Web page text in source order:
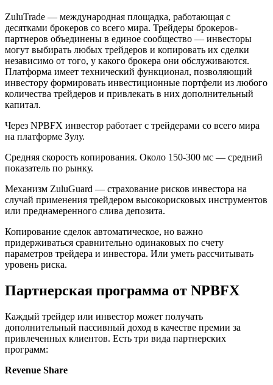
ZuluTrade — международная площадка, работающая с
десятками брокеров со всего мира. Трейдеры брокеров-
партнеров объединены в единое сообщество — инвесторы
могут выбирать любых трейдеров и копировать их сделки
независимо от того, у какого брокера они обслуживаются.
Платформа имеет технический функционал, позволяющий
инвестору формировать инвестиционные портфели из любого
количества трейдеров и привлекать в них дополнительный
капитал.
Через NPBFX инвестор работает с трейдерами со всего мира
на платформе Зулу.
Средняя скорость копирования. Около 150-300 мс — средний
показатель по рынку.
Механизм ZuluGuard — страхование рисков инвестора на
случай применения трейдером высокорисковых инструментов
или преднамеренного слива депозита.
Копирование сделок автоматическое, но важно
придерживаться сравнительно одинаковых по счету
параметров трейдера и инвестора. Или уметь рассчитывать
уровень риска.
Партнерская программа от NPBFX
Каждый трейдер или инвестор может получать
дополнительный пассивный доход в качестве премии за
привлеченных клиентов. Есть три вида партнерских
программ:
Revenue Share